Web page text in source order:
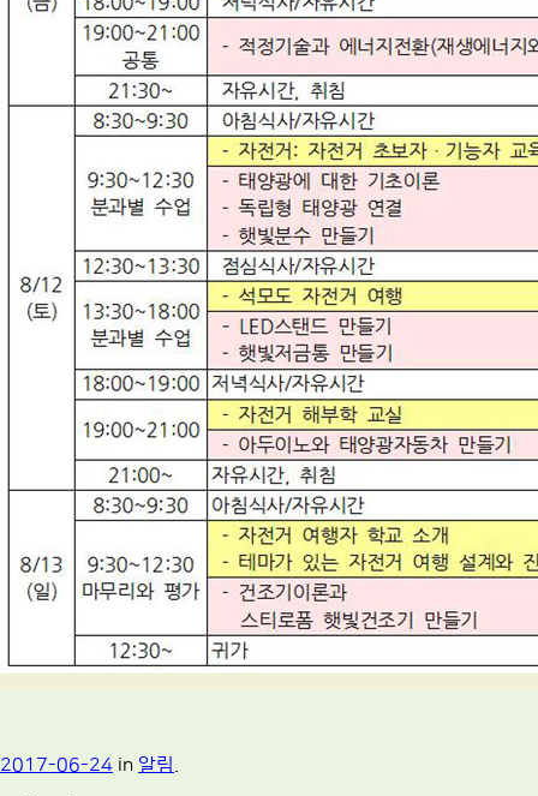
2017-06-24 in 알림